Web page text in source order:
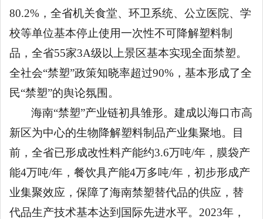
80.2%，全省机关食堂、环卫系统、公立医院、学
校等单位基本停止使用一次性不可降解塑料制
品，全省55家3A级以上景区基本实现全面禁塑。
全社会“禁塑”政策知晓率超过90%，基本形成了全
民“禁塑”的舆论氛围。
海南“禁塑”产业链初具雏形。建成以海口市高
新区为中心的生物降解塑料制品产业集聚地。目
前，全省已形成改性料产能约3.6万吨/年，膜袋产
能4万吨/年，餐饮具产能4万多吨/年，初步形成产
业集聚效应，保障了海南禁塑替代品的供应，替
代品生产技术基本达到国际先进水平。2023年，